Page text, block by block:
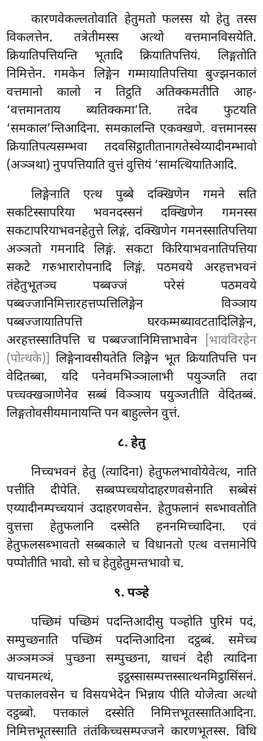
कारणवेकल्लतोवाति हेतुमतो फलस्स यो हेतु तस्स
विकलत्तेन. तत्रेतीमस्स अत्थो वत्तमानविसयेति.
क्रियातिपत्तियन्ति भूतादि क्रियातिपत्तियं. लिङ्गतोति
निमित्तेन. गमकेन लिङ्गेन गम्मायातिपत्तिया बुज्झनकालं
वत्तमानो कालो न तिट्ठति अतिक्कमतीति आह-
‘वत्तमानताय ब्यतिक्कमा’ति. तदेव फुटयति
‘समकाल’न्तिआदिना. समकालन्ति एकक्खणे. वत्तमानस्स
क्रियातिपत्यसम्भवा तदवसिट्ठातीतानागतेस्वेय्यादीनम्भावो
(अञ्ञथा) नुपपत्तियाति वुत्तं वुत्तियं ‘सामत्थियातिआदि.
लिङ्गेनाति एत्थ पुब्बे दक्खिणेन गमने सति
सकटिस्सापरिया भवनदस्सनं दक्खिणेन गमनस्स
सकटापरियाभवनहेतुत्ते लिङ्गं, दक्खिणेन गमनस्सातिपत्तिया
अञ्ञतो गमनादि लिङ्गं. सकटा किरियाभवनातिपत्तिया
सकटे गरुभारारोपनादि लिङ्गं. पठमवये अरहत्तभवनं
तंहेतुभूतञ्च पब्बज्जं परेसं पठमवये
पब्बज्जानिमित्तारहत्तप्पत्तिलिङ्गेन विञ्ञाय
पब्बज्जायातिपत्ति घरकम्मब्यावटतादिलिङ्गेन,
अरहत्तस्सातिपत्ति च पब्बज्जानिमित्ताभावेन
[भावविरहेन
(पोत्थके)] लिङ्गेनावसीयतेति लिङ्गेन भूत क्रियातिपत्ति पन
वेदितब्बा, यदि पनेवमभिञ्ञालाभी पयुञ्जति तदा
पच्चक्खञाणेनेव सब्बं विञ्ञाय पयुञ्जतीति वेदितब्बं.
लिङ्गतोवसीयमानायन्ति पन बाहुल्लेन वुत्तं.
८. हेतु
निच्चभवनं हेतु (त्यादिना) हेतुफलभावोयेवेत्थ, नाति
पत्तीति दीपेति. सब्बप्पच्चयोदाहरणवसेनाति सब्बेसं
एय्यादीनम्पच्चयानं उदाहरणवसेन. हेतुफलानं सब्भावतोति
वुत्तत्ता हेतुफलानि दस्सेति हननमिच्चादिना. एवं
हेतुफलसब्भावतो सब्बकाले च विधानतो एत्थ वत्तमानेपि
पप्पोतीति भावो. सो च हेतुहेतुमन्तभावो च.
९. पञ्हे
पच्छिमं पच्छिमं पदन्तिआदीसु पञ्होति पुरिमं पदं,
सम्पुच्छनाति पच्छिमं पदन्तिआदिना दट्ठब्बं. समेच्च
अञ्ञमञ्ञं पुच्छना सम्पुच्छना, याचनं देही त्यादिना
याचनमत्थं, इट्ठस्सासम्पत्तस्सात्थनमिट्ठासिंसनं.
पत्तकालवसेन च विसयभेदेन भिन्नाय पीति योजेत्वा अत्थो
दट्ठब्बो. पत्तकालं दस्सेति निमित्तभूतस्सातिआदिना.
निमित्तभूतस्साति तंतंकिच्चसम्पज्जने कारणभूतस्स. विधि